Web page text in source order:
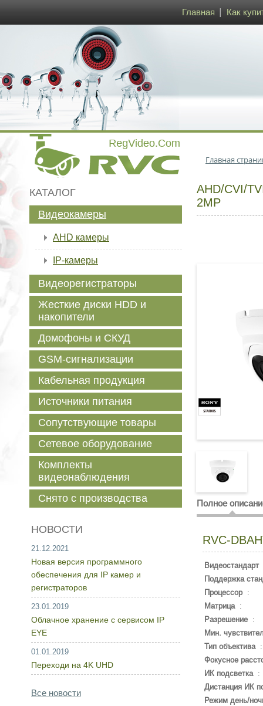
Главная Как
Главная
AHD/CVI/
2MP
Полное
RVC-
Видеостандарт
Поддержка
Процессор:
Матрица:
Разрешение :
Мин.
Тип объектива
Фокусное
ИК подсветка:
Дистанция ИК
Режим день/
КАТАЛОГ
Видеокамеры
AHD камеры
IP-камеры
Видеорегистраторы
Жесткие диски HDD и
накопители
Домофоны и СКУД
GSM-сигнализации
Кабельная продукция
Источники питания
Сопутствующие товары
Сетевое оборудование
Комплекты
видеонаблюдения
Снято с производства
НОВОСТИ
21.12.2021
Новая версия программного
обеспечения для IP камер и
регистраторов
23.01.2019
Облачное хранение с сервисом IP
EYE
01.01.2019
Переходи на 4K UHD
Все новости